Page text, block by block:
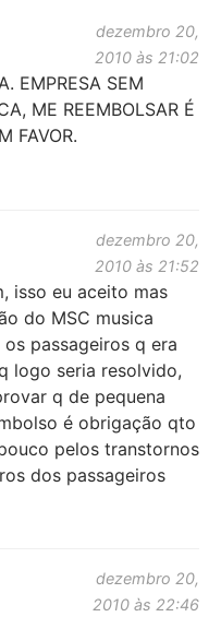
dezembro 20,
2010 às 21:02
EMPRESA SEM
ME REEMBOLSAR É
FAVOR.
dezembro 20,
2010 às 21:52
isso eu aceito mas
do MSC musica
passageiros q era
logo seria resolvido,
q de pequena
é obrigação qto
pelos transtornos
dos passageiros
dezembro 20,
2010 às 22:46